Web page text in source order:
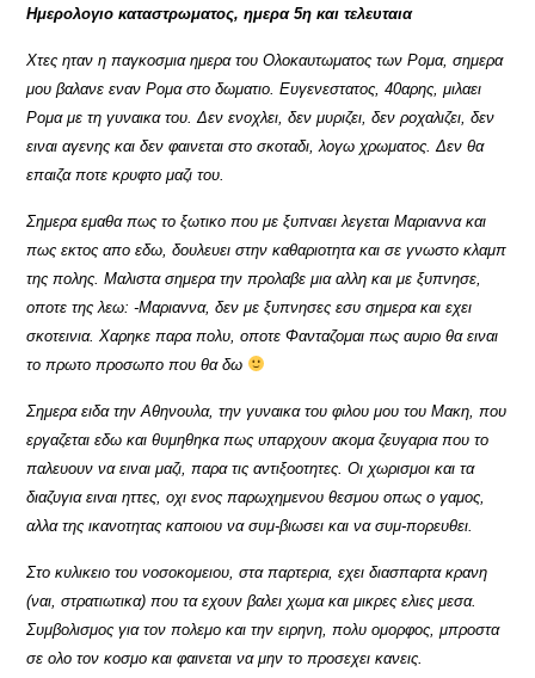
Ημερολογιο καταστρωματος, ημερα 5η και τελευταια
Χτες ηταν η παγκοσμια ημερα του Ολοκαυτωματος των Ρομα, σημερα
μου βαλανε εναν Ρομα στο δωματιο. Ευγενεστατος, 40αρης, μιλαει
Ρομα με τη γυναικα του. Δεν ενοχλει, δεν μυριζει, δεν ροχαλιζει, δεν
ειναι αγενης και δεν φαινεται στο σκοταδι, λογω χρωματος. Δεν θα
επαιζα ποτε κρυφτο μαζι του.
Σημερα εμαθα πως το ξωτικο που με ξυπναει λεγεται Μαριαννα και
πως εκτος απο εδω, δουλευει στην καθαριοτητα και σε γνωστο κλαμπ
της πολης. Μαλιστα σημερα την προλαβε μια αλλη και με ξυπνησε,
οποτε της λεω: -Μαριαννα, δεν με ξυπνησες εσυ σημερα και εχει
σκοτεινια. Χαρηκε παρα πολυ, οποτε Φανταζομαι πως αυριο θα ειναι
το πρωτο προσωπο που θα δω
Σημερα ειδα την Αθηνουλα, την γυναικα του φιλου μου του Μακη, που
εργαζεται εδω και θυμηθηκα πως υπαρχουν ακομα ζευγαρια που το
παλευουν να ειναι μαζι, παρα τις αντιξοοτητες. Οι χωρισμοι και τα
διαζυγια ειναι ηττες, οχι ενος παρωχημενου θεσμου οπως ο γαμος,
αλλα της ικανοτητας καποιου να συμ-βιωσει και να συμ-πορευθει.
Στο κυλικειο του νοσοκομειου, στα παρτερια, εχει διασπαρτα κρανη
(ναι, στρατιωτικα) που τα εχουν βαλει χωμα και μικρες ελιες μεσα.
Συμβολισμος για τον πολεμο και την ειρηνη, πολυ ομορφος, μπροστα
σε ολο τον κοσμο και φαινεται να μην το προσεχει κανεις.